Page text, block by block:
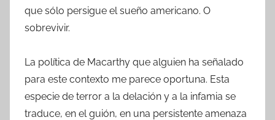
que sólo persigue el sueño americano. O
sobrevivir.
La política de Macarthy que alguien ha señalado
para este contexto me parece oportuna. Esta
especie de terror a la delación y a la infamia se
traduce, en el guión, en una persistente amenaza